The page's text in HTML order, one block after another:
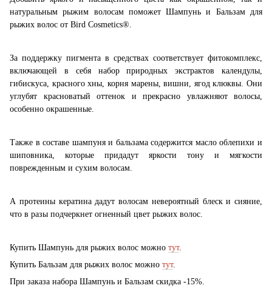
натуральным рыжим волосам поможет Шампунь и Бальзам для
рыжих волос от Bird Cosmetics®.
За поддержку пигмента в средствах соответствует фитокомплекс,
включающей в себя набор природных экстрактов календулы,
гибискуса, красного хны, корня марены, вишни, ягод клюквы. Они
углубят красноватый оттенок и прекрасно увлажняют волосы,
особенно окрашенные.
Также в составе шампуня и бальзама содержится масло облепихи и
шиповника, которые придадут яркости тону и мягкости
поврежденным и сухим волосам.
А протеины кератина дадут волосам невероятный блеск и сияние,
что в разы подчеркнет огненный цвет рыжих волос.
Купить Шампунь для рыжих волос можно тут.
Купить Бальзам для рыжих волос можно тут.
При заказа набора Шампунь и Бальзам скидка -15%.